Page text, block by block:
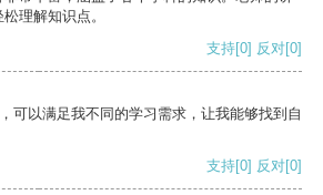
理解知识点。
支持[0] 反对[0]
可以满足我不同的学习需求，让我能够找到自
支持[0] 反对[0]